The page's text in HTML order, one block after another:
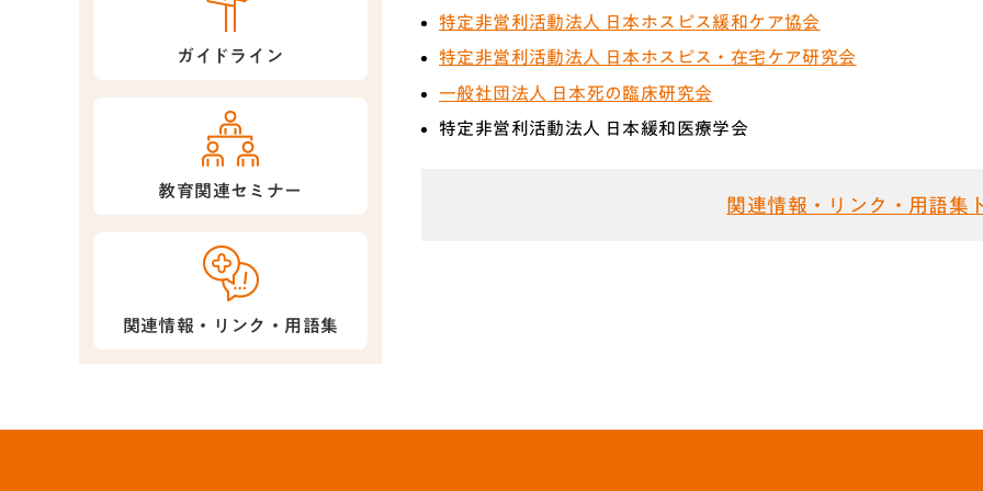
ガイドライン
教育関連セミナー
関連情報・リンク・用語集
特定非営利活動法人 日本ホスピス緩和ケア協会
特定非営利活動法人 日本ホスピス・在宅ケア研究会
一般社団法人 日本死の臨床研究会
特定非営利活動法人 日本緩和医療学会
関連情報・リンク・用語集